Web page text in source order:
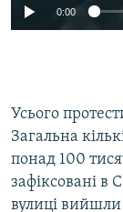
0:00
Усього
Загальна
понад 100
зафіксовані в
вулиці